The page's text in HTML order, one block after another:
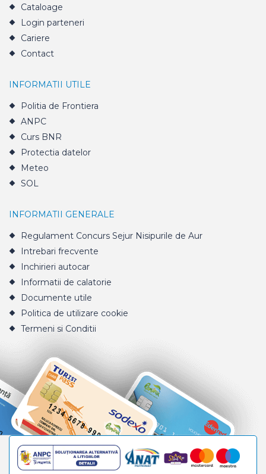
Cataloage
Login parteneri
Cariere
Contact
INFORMATII UTILE
Politia de Frontiera
ANPC
Curs BNR
Protectia datelor
Meteo
SOL
INFORMATII GENERALE
Regulament Concurs Sejur Nisipurile de Aur
Intrebari frecvente
Inchirieri autocar
Informatii de calatorie
Documente utile
Politica de utilizare cookie
Termeni si Conditii